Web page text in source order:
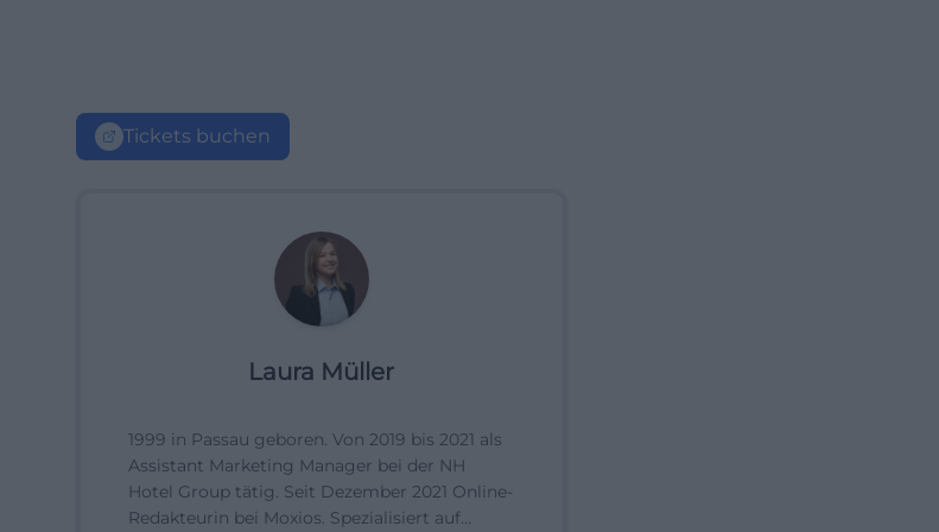
Tickets buchen
Laura Müller
1999 in Passau geboren. Von 2019 bis 2021 als
Assistant Marketing Manager bei der NH
Hotel Group tätig. Seit Dezember 2021 Online-
Redakteurin bei Moxios. Spezialisiert auf